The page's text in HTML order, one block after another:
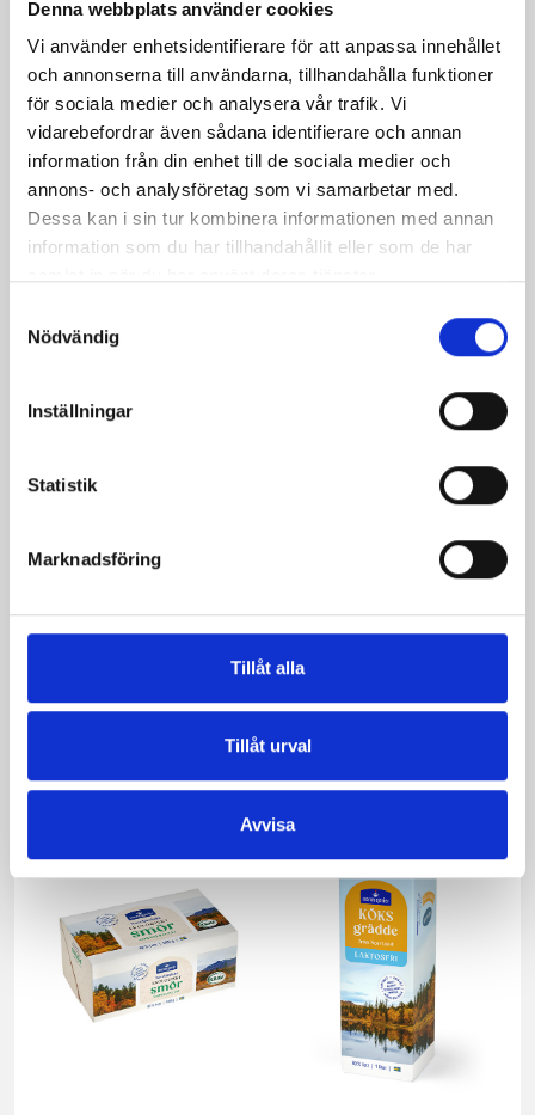
Denna webbplats använder cookies
Vi använder enhetsidentifierare för att anpassa innehållet
och annonserna till användarna, tillhandahålla funktioner
för sociala medier och analysera vår trafik. Vi
vidarebefordrar även sådana identifierare och annan
information från din enhet till de sociala medier och
annons- och analysföretag som vi samarbetar med.
Dessa kan i sin tur kombinera informationen med annan
information som du har tillhandahållit eller som de har
Nödvändig
Inställningar
Statistik
Marknadsföring
Tillåt alla
Tillåt urval
Avvisa
Päronfil 2,7%
1000g
Skogsbärsfil 2,7%
1000g